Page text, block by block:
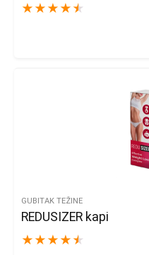
★ ★ ★ ★ ★
GUBITAK TEŽINE
REDUSIZER kapi
★ ★ ★ ★ ★